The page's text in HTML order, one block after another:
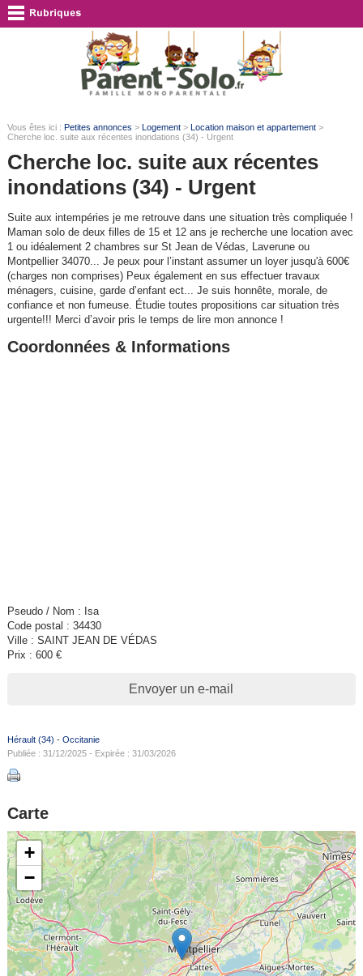
Vous êtes ici : Petites annonces > Logement> Location maison et appartement>
Cherche loc. suite aux récentes inondations (34) - Urgent
Cherche loc. suite aux récentes
inondations (34) - Urgent
Suite aux intempéries je me retrouve dans une situation très compliquée !
Maman solo de deux filles de 15 et 12 ans je recherche une location avec
1 ou idéalement 2 chambres sur St Jean de Védas, Laverune ou
Montpellier 34070... Je peux pour l’instant assumer un loyer jusqu'à 600€
(charges non comprises) Peux également en sus effectuer travaux
ménagers, cuisine, garde d’enfant ect... Je suis honnête, morale, de
confiance et non fumeuse. Étudie toutes propositions car situation très
urgente!!! Merci d’avoir pris le temps de lire mon annonce !
Coordonnées & Informations
Pseudo / Nom : Isa
Code postal : 34430
Ville : SAINT JEAN DE VÉDAS
Prix : 600 €
Envoyer un e-mail
Hérault (34) - Occitanie
Publiée : 31/12/2025 - Expirée : 31/03/2026
Carte
+
−